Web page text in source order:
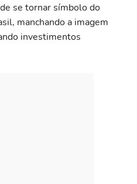
se tornar símbolo do
manchando a imagem
investimentos